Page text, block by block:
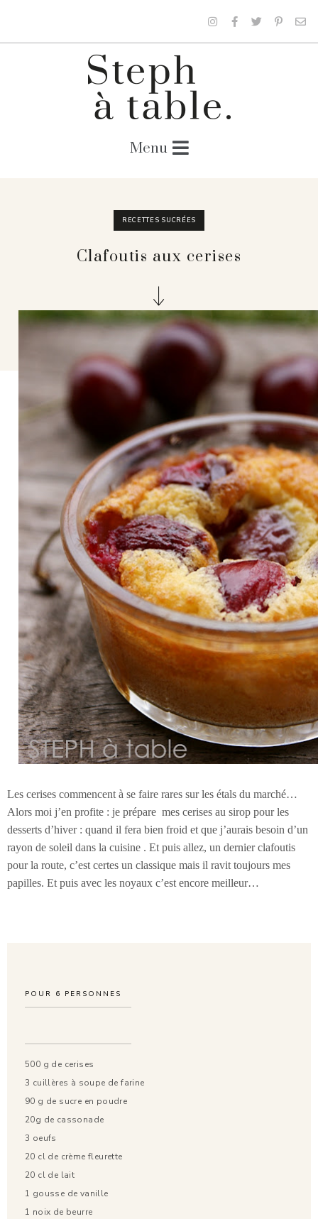
RECETTES SUCRÉES
Clafoutis aux cerises
Les cerises commencent à se faire rares sur les étals du marché…
Alors moi j’en profite : je prépare mes cerises au sirop pour les
desserts d’hiver : quand il fera bien froid et que j’aurais besoin d’un
rayon de soleil dans la cuisine . Et puis allez, un dernier clafoutis
pour la route, c’est certes un classique mais il ravit toujours mes
papilles. Et puis avec les noyaux c’est encore meilleur…
POUR 6 PERSONNES
500 g de cerises
3 cuillères à soupe de farine
90 g de sucre en poudre
20g de cassonade
3 oeufs
20 cl de crème fleurette
20 cl de lait
1 gousse de vanille
1 noix de beurre